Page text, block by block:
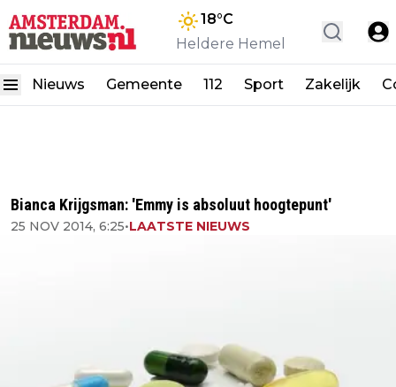
18°C
Heldere Hemel
Nieuws Gemeente 112 Sport Zakelijk
Bianca Krijgsman: 'Emmy is absoluut hoogtepunt'
25 NOV 2014, 6:25•LAATSTE NIEUWS